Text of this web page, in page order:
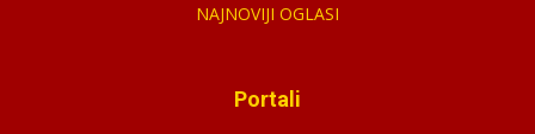
NAJNOVIJI OGLASI
Portali